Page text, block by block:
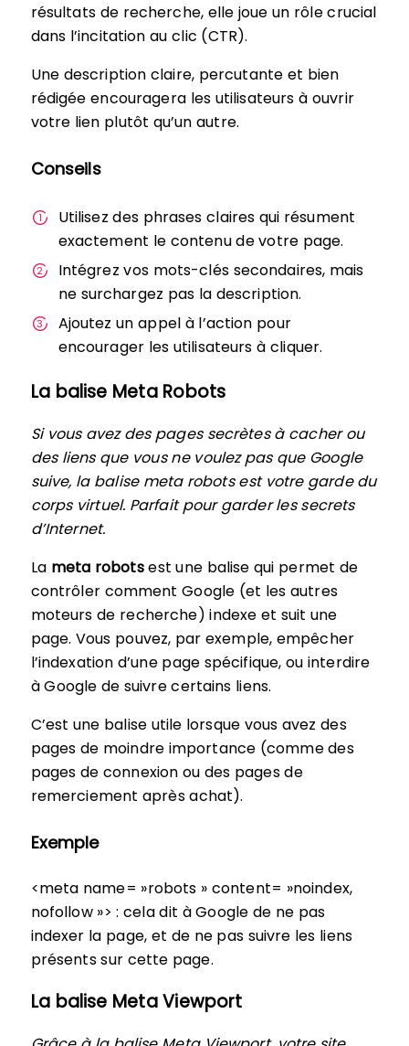
résultats de recherche, elle joue un rôle crucial
dans l’incitation au clic (CTR).
Une description claire, percutante et bien
rédigée encouragera les utilisateurs à ouvrir
votre lien plutôt qu’un autre.
Conseils
Utilisez des phrases claires qui résument
exactement le contenu de votre page.
Intégrez vos mots-clés secondaires, mais
ne surchargez pas la description.
Ajoutez un appel à l’action pour
encourager les utilisateurs à cliquer.
La balise Meta Robots
Si vous avez des pages secrètes à cacher ou
des liens que vous ne voulez pas que Google
suive, la balise meta robots est votre garde du
corps virtuel. Parfait pour garder les secrets
d’Internet.
La meta robotsest une balise qui permet de
contrôler comment Google (et les autres
moteurs de recherche) indexe et suit une
page. Vous pouvez, par exemple, empêcher
l’indexation d’une page spécifique, ou interdire
à Google de suivre certains liens.
C’est une balise utile lorsque vous avez des
pages de moindre importance (comme des
pages de connexion ou des pages de
remerciement après achat).
Exemple
<meta name= »robots » content= »noindex,
nofollow »> : cela dit à Google de ne pas
indexer la page, et de ne pas suivre les liens
présents sur cette page.
La balise Meta Viewport